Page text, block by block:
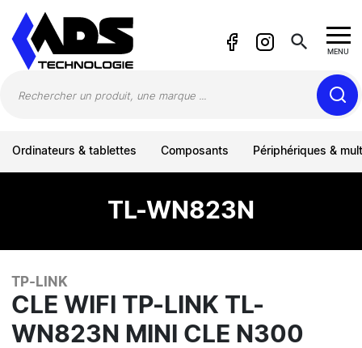
search MENU
Ordinateurs & tablettes Composants Périphériques &
TL-WN823N
TP-LINK
CLE WIFI TP-LINK TL-
WN823N MINI CLE N300